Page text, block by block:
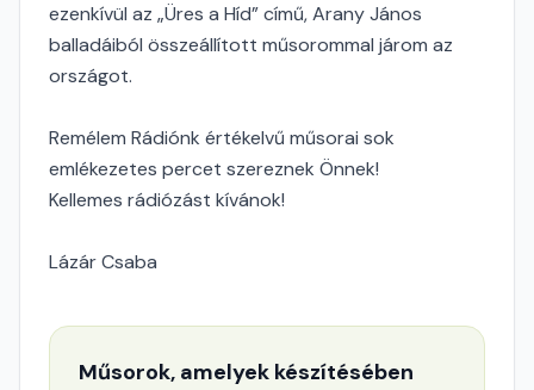
ezenkívül az „Üres a Híd” című, Arany János
balladáiból összeállított műsorommal járom az
országot.
Remélem Rádiónk értékelvű műsorai sok
emlékezetes percet szereznek Önnek!
Kellemes rádiózást kívánok!
Lázár Csaba
Műsorok, amelyek készítésében